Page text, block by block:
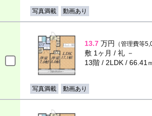
写真満載 動画あり
13.7 万円 （管理費等
敷 1ヶ月 / 礼 －
13階 / 2LDK / 66.41
写真満載 動画あり